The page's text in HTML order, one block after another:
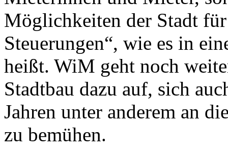
Möglichkeiten der Stadt
Steuerungen“, wie es in
heißt. WiM geht noch
Stadtbau dazu auf, sich
Jahren unter anderem an
zu bemühen.